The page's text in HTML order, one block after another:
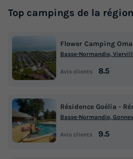
Top campings de la région
Flower Camping
Basse-Normandie,
Avis clients 8.5
Résidence Goélia -
Basse-Normandie,
Avis clients 9.5